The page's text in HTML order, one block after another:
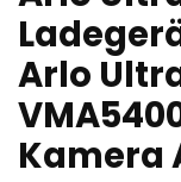
Arlo
Kamera